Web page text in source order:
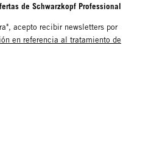
de Schwarzkopf Professional
acepto recibir newsletters por
en referencia al tratamiento de